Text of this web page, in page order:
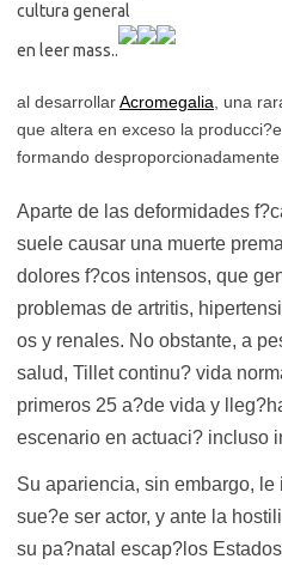
cultura general
en leer mass..
al desarrollarAcromegalia , una
que altera en exceso la
formando
Aparte de las deformidades
suele causar una muerte
dolores f?cos intensos, que
problemas de artritis,
os y renales. No obstante, a
salud, Tillet continu? vida
primeros 25 a?de vida y
escenario en actuaci? incluso
Su apariencia, sin embargo,
sue?e ser actor, y ante la
su pa?natal escap?los